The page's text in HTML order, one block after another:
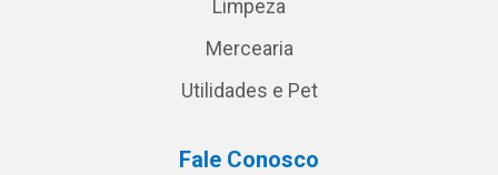
Limpeza
Mercearia
Utilidades e Pet
Fale Conosco